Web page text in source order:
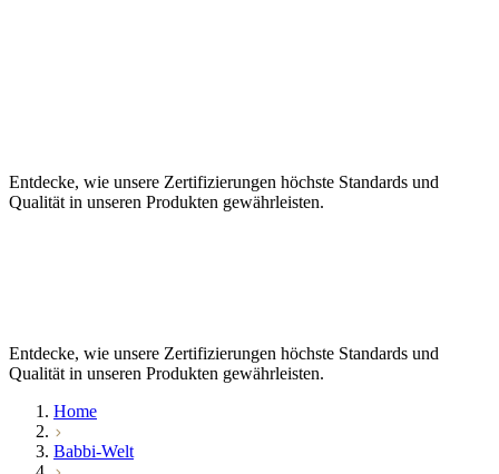
Entdecke, wie unsere Zertifizierungen höchste Standards und
Qualität in unseren Produkten gewährleisten.
Entdecke, wie unsere Zertifizierungen höchste Standards und
Qualitätin unseren Produkten gewährleisten.
Home
Babbi-Welt